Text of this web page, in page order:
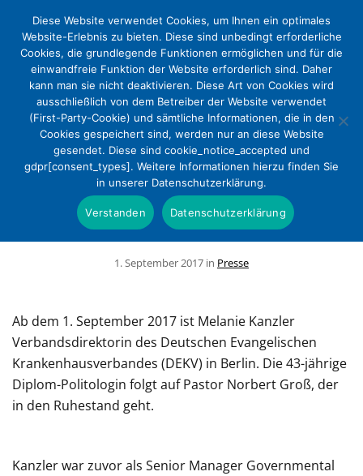
Stabwechsel im Deutschen
Evangelischen Krankenhausverband:
Melanie Kanzler folgt auf Norbert
Groß
1. September 2017 in Presse
Ab dem 1. September 2017 ist Melanie Kanzler
Verbandsdirektorin des Deutschen Evangelischen
Krankenhausverbandes (DEKV) in Berlin. Die 43-jährige
Diplom-Politologin folgt auf Pastor Norbert Groß, der
in den Ruhestand geht.
Kanzler war zuvor als Senior Manager Governmental
Diese Website verwendet Cookies, um Ihnen ein optimales
Website-Erlebnis zu bieten. Diese sind unbedingt erforderliche
Cookies, die grundlegende Funktionen ermöglichen und für die
einwandfreie Funktion der Website erforderlich sind. Daher
kann man sie nicht deaktivieren. Diese Art von Cookies wird
ausschließlich von dem Betreiber der Website verwendet
(First-Party-Cookie) und sämtliche Informationen, die in den
Cookies gespeichert sind, werden nur an diese Website
gesendet. Diese sind cookie_notice_accepted und
gdpr[consent_types]. Weitere Informationen hierzu finden Sie
in unserer Datenschutzerklärung.
Verstanden Datenschutzerklärung